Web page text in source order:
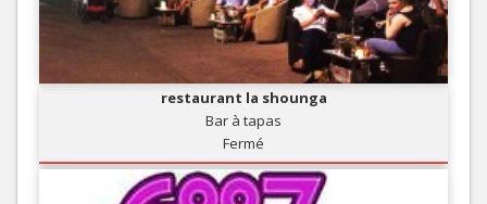
restaurant la shounga
Bar à tapas
Fermé